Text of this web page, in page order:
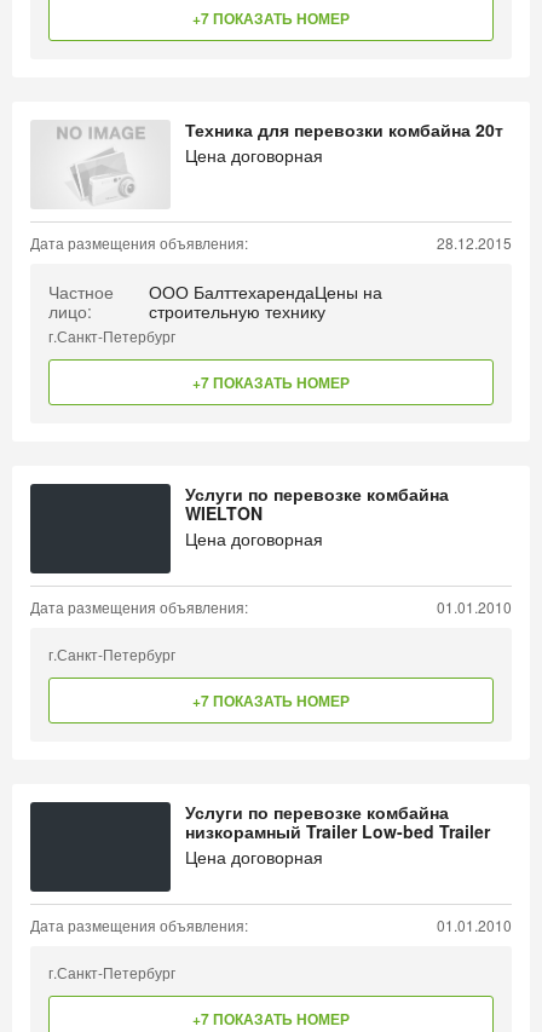
+7 ПОКАЗАТЬ НОМЕР
Техника для перевозки комбайна 20т
Цена договорная
Дата размещения объявления: 28.12.2015
Частное
лицо:
ООО БалттехарендаЦены на
строительную технику
г.Санкт-Петербург
+7 ПОКАЗАТЬ НОМЕР
Услуги по перевозке комбайна
WIELTON
Цена договорная
Дата размещения объявления: 01.01.2010
г.Санкт-Петербург
+7 ПОКАЗАТЬ НОМЕР
Услуги по перевозке комбайна
низкорамный Trailer Low-bed Trailer
Цена договорная
Дата размещения объявления: 01.01.2010
г.Санкт-Петербург
+7 ПОКАЗАТЬ НОМЕР